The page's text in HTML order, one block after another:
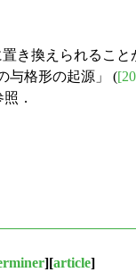
き換えられるこ
与格形の起源」 (
．
][article]